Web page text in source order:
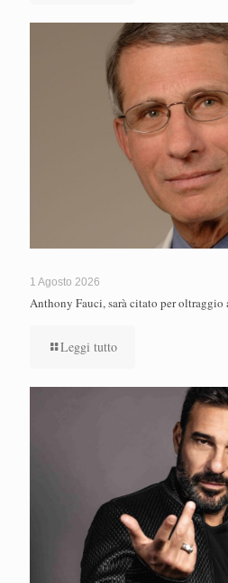
1 Agosto 2026
Anthony Fauci, sarà citato per oltraggio
Leggi tutto